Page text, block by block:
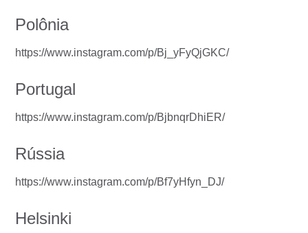
Polônia
https://www.instagram.com/p/Bj_yFyQjGKC/
Portugal
https://www.instagram.com/p/BjbnqrDhiER/
Rússia
https://www.instagram.com/p/Bf7yHfyn_DJ/
Helsinki